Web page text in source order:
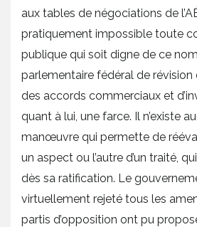
aux tables de négociations de
pratiquement impossible toute
publique qui soit digne de ce
parlementaire fédéral de révision
des accords commerciaux et
quant à lui, une farce. Il n’existe
manœuvre qui permette de
un aspect ou l’autre d’un traité,
dès sa ratification. Le
virtuellement rejeté tous les
partis d’opposition ont pu